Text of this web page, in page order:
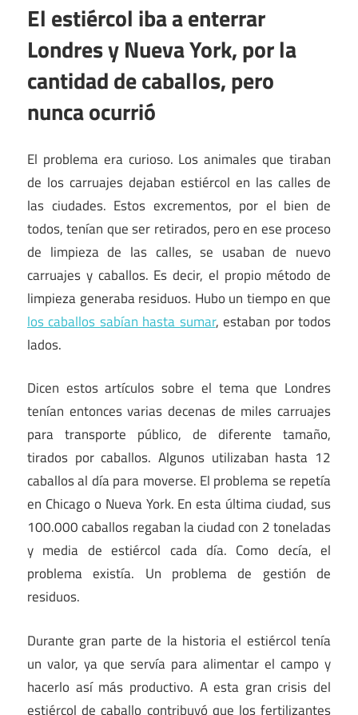
El estiércol iba a enterrar
Londres y Nueva York, por la
cantidad de caballos, pero
nunca ocurrió
El problema era curioso. Los animales que tiraban
de los carruajes dejaban estiércol en las calles de
las ciudades. Estos excrementos, por el bien de
todos, tenían que ser retirados, pero en ese proceso
de limpieza de las calles, se usaban de nuevo
carruajes y caballos. Es decir, el propio método de
limpieza generaba residuos. Hubo un tiempo en que
los caballos sabían hasta sumar, estaban por todos
lados.
Dicen estos artículos sobre el tema que Londres
tenían entonces varias decenas de miles carruajes
para transporte público, de diferente tamaño,
tirados por caballos. Algunos utilizaban hasta 12
caballos al día para moverse. El problema se repetía
en Chicago o Nueva York. En esta última ciudad, sus
100.000 caballos regaban la ciudad con 2 toneladas
y media de estiércol cada día. Como decía, el
problema existía. Un problema de gestión de
residuos.
Durante gran parte de la historia el estiércol tenía
un valor, ya que servía para alimentar el campo y
hacerlo así más productivo. A esta gran crisis del
estiércol de caballo contribuyó que los fertilizantes